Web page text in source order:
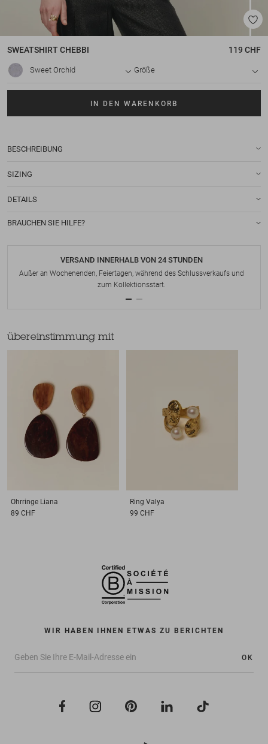
SWEATSHIRTCHEBBI 119 CHF
Sweet Orchid Größe
IN DEN WARENKORB
BESCHREIBUNG
SIZING
DETAILS
BRAUCHEN SIE HILFE?
VERSAND INNERHALB VON 24 STUNDEN
Außer an Wochenenden, Feiertagen, während des Schlussverkaufs und
zum Kollektionsstart.
übereinstimmung mit
Ohrringe Liana
89 CHF
Ring Valya
99 CHF
WIR HABEN IHNEN ETWAS ZU BERICHTEN
OK